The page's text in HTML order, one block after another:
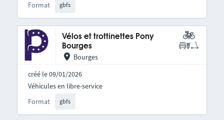
Format gbfs
Vélos et trottinettes Pony
Bourges
Bourges
créé le 09/01/2026
Format gbfs
Véhicules en libre-service